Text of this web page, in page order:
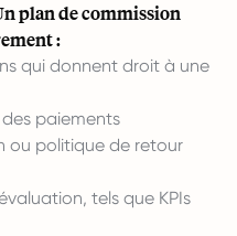
plan de commission
:
qui donnent droit à une
paiements
ou politique de retour
tels que KPIs